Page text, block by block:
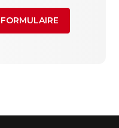
FORMULAIRE